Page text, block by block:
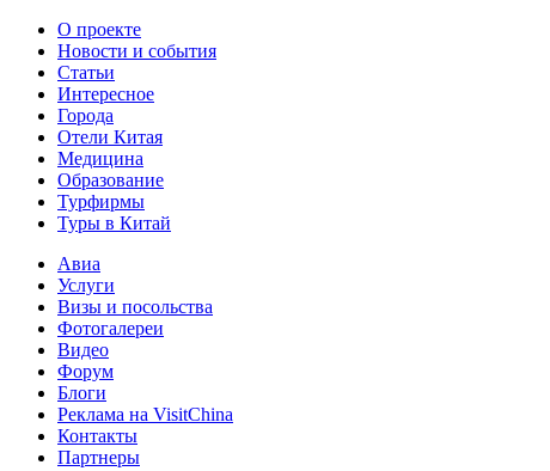
О проекте
Новости и события
Статьи
Интересное
Города
Отели Китая
Медицина
Образование
Турфирмы
Туры в Китай
Авиа
Услуги
Визы и посольства
Фотогалереи
Видео
Форум
Блоги
Реклама на VisitChina
Контакты
Партнеры